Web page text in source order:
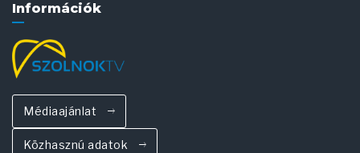
Információk
Médiaajánlat
Közhasznú adatok